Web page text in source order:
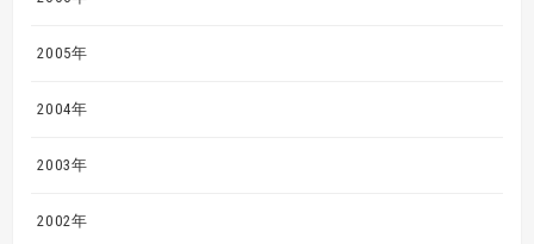
2005年
2004年
2003年
2002年